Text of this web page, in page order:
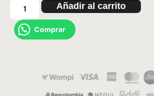
Añadir al carrito
Comprar